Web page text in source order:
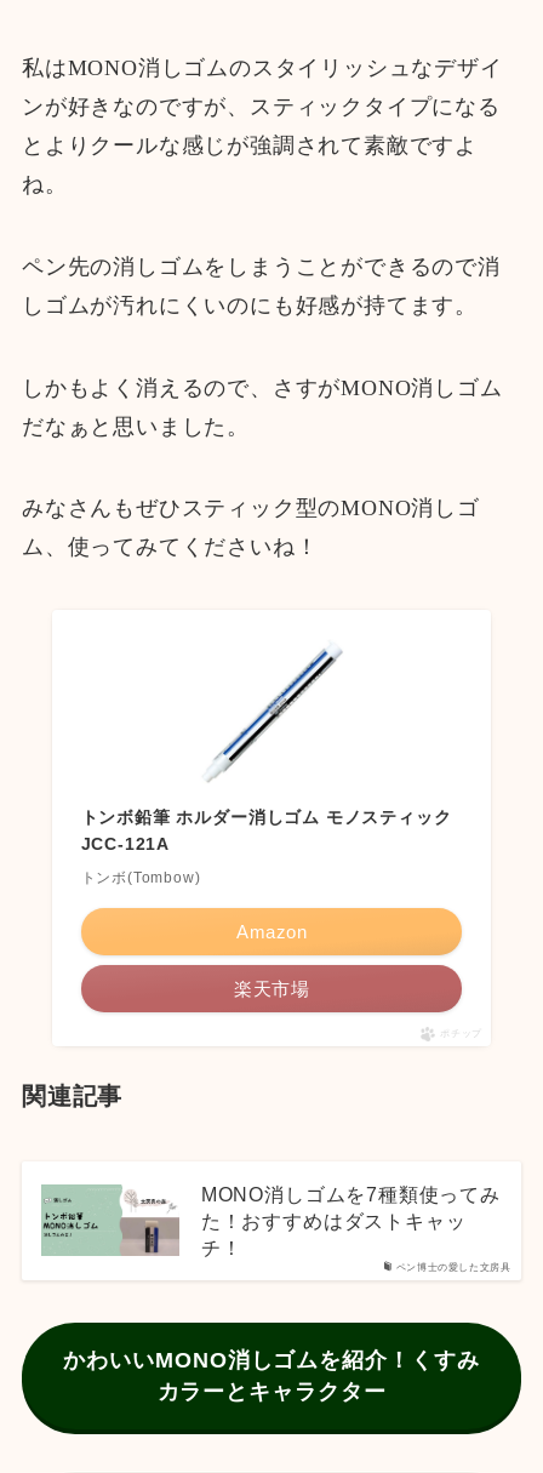
私はMONO消しゴムのスタイリッシュなデザイ
ンが好きなのですが、スティックタイプになる
とよりクールな感じが強調されて素敵ですよ
ね。
ペン先の消しゴムをしまうことができるので消
しゴムが汚れにくいのにも好感が持てます。
しかもよく消えるので、さすがMONO消しゴム
だなぁと思いました。
みなさんもぜひスティック型のMONO消しゴ
ム、使ってみてくださいね！
トンボ鉛筆 ホルダー消しゴム モノスティック
JCC-121A
トンボ(Tombow)
Amazon
楽天市場
ポチップ
関連記事
ペン博士の愛した文房具
MONO消しゴムを7種類使ってみ
た！おすすめはダストキャッ
チ！
かわいいMONO消しゴムを紹介！くすみ
カラーとキャラクター